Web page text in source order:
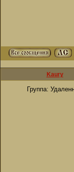
Kaury
Группа: